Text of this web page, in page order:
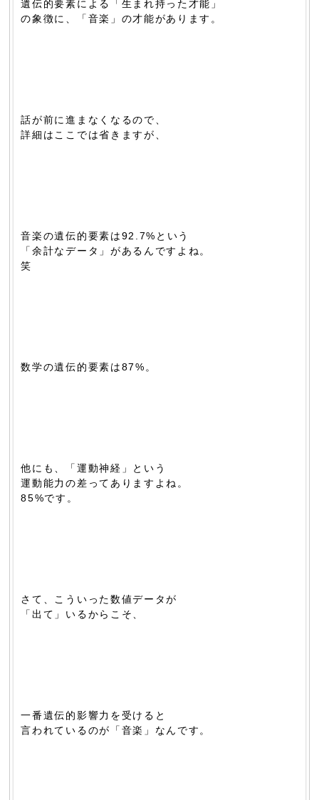
遺伝的要素による「生まれ持った才能」
の象徴に、「音楽」の才能があります。
話が前に進まなくなるので、
詳細はここでは省きますが、
音楽の遺伝的要素は92.7%という
「余計なデータ」があるんですよね。
笑
数学の遺伝的要素は87%。
他にも、「運動神経」という
運動能力の差ってありますよね。
85%です。
さて、こういった数値データが
「出て」いるからこそ、
一番遺伝的影響力を受けると
言われているのが「音楽」なんです。